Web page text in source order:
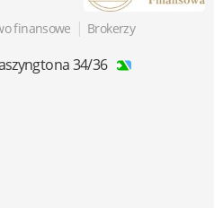
finansowe | Brokerzy
34/36